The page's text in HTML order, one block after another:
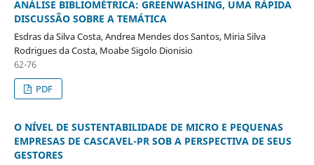
ANÁLISE BIBLIOMÉTRICA: GREENWASHING, UMA RÁPIDA
DISCUSSÃO SOBRE A TEMÁTICA
Esdras da Silva Costa, Andrea Mendes dos Santos, Miria Silva
Rodrigues da Costa, Moabe Sigolo Dionisio
62-76
PDF
O NÍVEL DE SUSTENTABILIDADE DE MICRO E PEQUENAS
EMPRESAS DE CASCAVEL-PR SOB A PERSPECTIVA DE SEUS
GESTORES